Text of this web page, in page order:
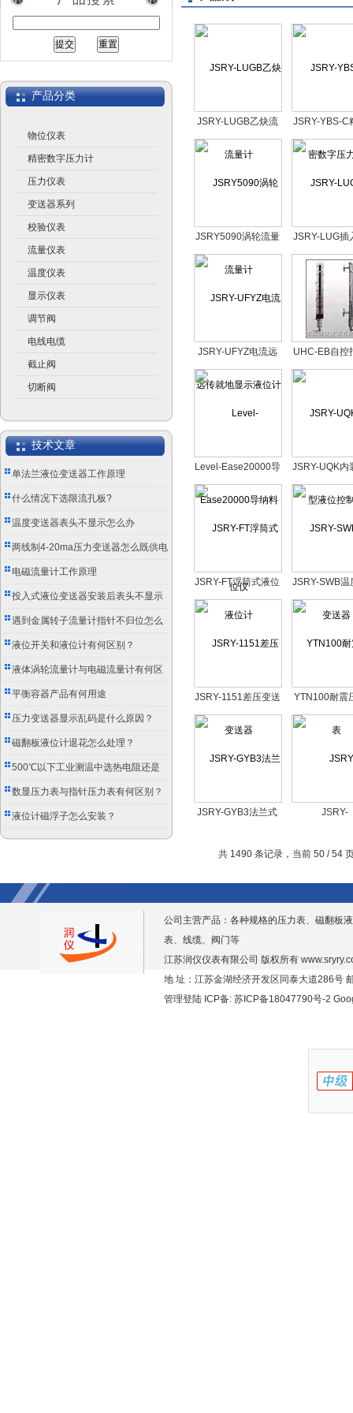
产品分类
物位仪表
精密数字压力计
压力仪表
变送器系列
校验仪表
流量仪表
温度仪表
显示仪表
调节阀
电线电缆
截止阀
切断阀
技术文章
单法兰液位变送器工作原理
什么情况下选限流孔板?
温度变送器表头不显示怎么办
两线制4-20ma压力变送器怎么既供电
又传信号？
电磁流量计工作原理
投入式液位变送器安装后表头不显示
怎么办？
遇到金属转子流量计指针不归位怎么
办？
液位开关和液位计有何区别？
液体涡轮流量计与电磁流量计有何区
别？
平衡容器产品有何用途
压力变送器显示乱码是什么原因？
磁翻板液位计退花怎么处理？
500℃以下工业测温中选热电阻还是
双金属温度计？
数显压力表与指针压力表有何区别？
液位计磁浮子怎么安装？
JSRY-LUGB乙炔流
量计
JSRY-YBS-C
字压力表
JSRY5090涡轮流量
计
JSRY-LUG插
街流量计
JSRY-UFYZ电流远
传就地显示液位计
UHC-EB自控
传液位计
Level-Ease20000导
纳料位仪
JSRY-UQK内
位控制器
JSRY-FT浮筒式液位
计
JSRY-SWB温
器
JSRY-1151差压变送
器
YTN100耐震
JSRY-GYB3法兰式
JSRY-
远传装置的差
共 1490 条记录，当前 50 / 54
公司主营产品：各种规格的压力表、磁翻板
表、线缆、阀门等
江苏润仪仪表有限公司 版权所有
地 址：江苏金湖经济开发区同泰大道286号
管理登陆 ICP备: 苏ICP备18047790号-2